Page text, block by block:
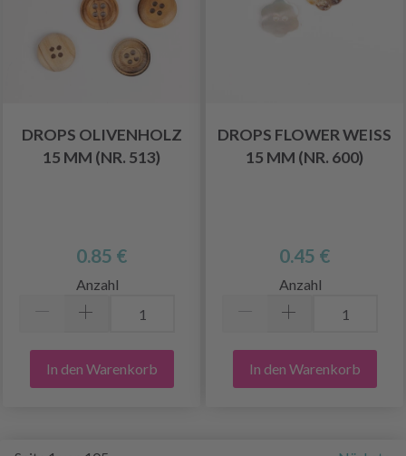
DROPS OLIVENHOLZ
15 MM (NR. 513)
0.85 €
Anzahl
In den Warenkorb
DROPS FLOWER WEISS 1
5 MM (NR. 600)
0.45 €
Anzahl
In den Warenkorb